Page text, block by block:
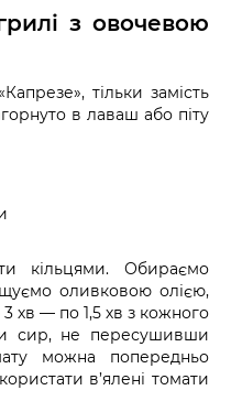
з овочевою
тільки замість
в лаваш або піту
кільцями. Обираємо
оливковою олією,
хв — по 1,5 хв з кожного
сир, не пересушивши
можна попередньо
в’ялені томати